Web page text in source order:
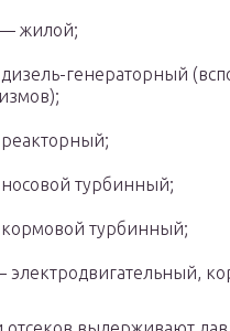
жилой;
генераторный
турбинный;
турбинный;
электродвигательный,